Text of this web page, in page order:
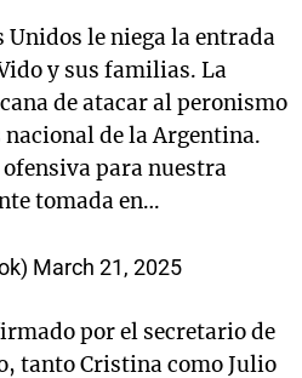
Unidos le niega la entrada
y sus familias. La
de atacar al peronismo
de la Argentina.
para nuestra
tomada en…
March 21, 2025
por el secretario de
tanto Cristina como Julio